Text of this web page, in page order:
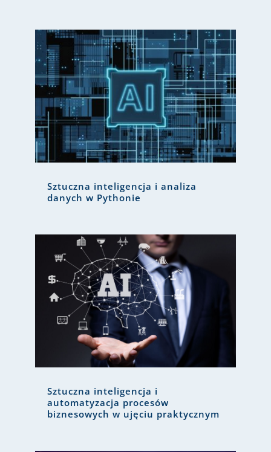
Sztuczna inteligencja i analiza
danych w Pythonie
Sztuczna inteligencja i
automatyzacja procesów
biznesowych w ujęciu praktycznym